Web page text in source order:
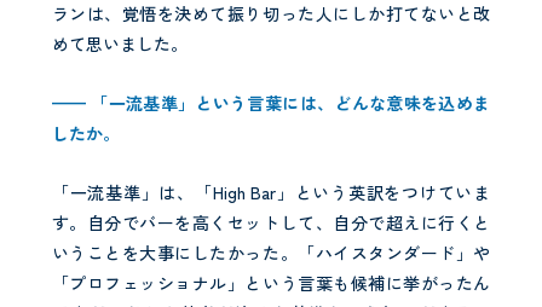
ランは、覚悟を決めて振り切った人にしか打てないと改
めて思いました。
—— 「一流基準」という言葉には、どんな意味を込めま
したか。
「一流基準」は、「High Bar」という英訳をつけていま
す。自分でバーを高くセットして、自分で超えに行くと
いうことを大事にしたかった。「ハイスタンダード」や
「プロフェッショナル」という言葉も候補に挙がったん